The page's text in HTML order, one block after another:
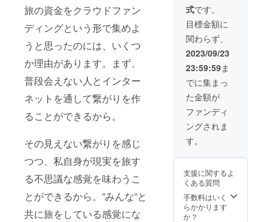
旅の資金をクラウドファン
ディングという形で集めよ
うと思ったのには、いくつ
か理由があります。まず、
普段会えない人とインター
ネットを通して繋がりを作
ることができるから。
その見えない繋がりを感じ
つつ、私自身が現実を旅す
る不思議な感覚を味わうこ
とができるから。”みんな”と
共に旅をしている感覚にな
ンの配
信は10
月より
開始 10
月中は2
週間に1
回配
信、出
発後の
11月〜
12月は
毎週1回
配信 ※
期は11
月〜12
月頃を
予定 さ
らに旅
の様子
す。
（夏に
はトマ
ト
も！）
園から
は、瀬
戸内の
穏やか
な海を
眺める
ことも
に行く
たびに
私はレ
モンや
みかん
の剪
ばあ
ちゃん
が利用
できな
くなっ
た農地
を使っ
て、み
かんや
はっさ
くなど
沢山の
柑橘を
す。
はトマ
ト
も！）
島の農
マガジ
ンは、
クラウ
ドファ
ンディ
ング終
了〜
オース
トラリ
ア出
発〜帰
国まで
の全て
マガジ
届けし
ます。
（文章
と写
真） 楽
式です。
目標金額に
関わらず、
2023/09/23
23:59:59ま
でに集まっ
た金額が
ファンディ
ングされま
す。
支援に関するよ
くある質問
手数料はいく
らかかります
か？